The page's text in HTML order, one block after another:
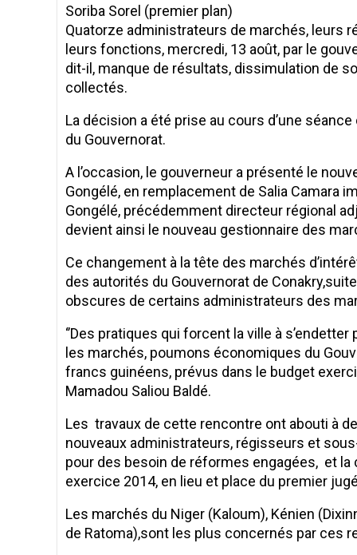
Soriba Sorel (premier plan)
Quatorze administrateurs de marchés, leurs
leurs fonctions, mercredi, 13 août, par le
dit-il, manque de résultats, dissimulation de
collectés.
La décision a été prise au cours d’une
du Gouvernorat.
A l’occasion, le gouverneur a présenté le
Gongélé, en remplacement de Salia Camara
Gongélé, précédemment directeur régional
devient ainsi le nouveau gestionnaire des
Ce changement à la tête des marchés
des autorités du Gouvernorat de
obscures de certains administrateurs des
‘’Des pratiques qui forcent la ville à
les marchés, poumons économiques du
francs guinéens, prévus dans le budget
Mamadou Saliou Baldé.
Les travaux de cette rencontre ont abouti à
nouveaux administrateurs, régisseurs et
pour des besoin de réformes engagées, et la
exercice 2014, en lieu et place du premier
Les marchés du Niger (Kaloum), Kénien
de Ratoma),sont les plus concernés par ces